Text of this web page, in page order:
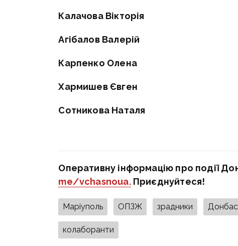
Калачова Вікторія
Агібалов Валерій
Карпенко Олена
Хармишев Євген
Сотникова Наталя
Оперативну інформацію про події
me/vchasnoua.Приєднуйтеся!
Маріуполь ОПЗЖ зрадники Донбас
колаборанти